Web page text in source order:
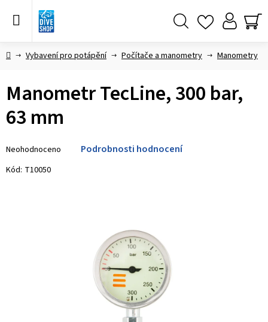
DomůVybavení pro potápění Počítače a manometry Manometry
Manometr TecLine, 300 bar,
63 mm
hodnocení
produktu
Neohodnoceno Podrobnosti hodnocení
Kód: T10050